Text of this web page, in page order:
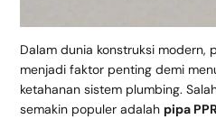
Dalam dunia konstruksi modern,
menjadi faktor penting demi
ketahanan sistem plumbing.
semakin populer adalah pipa PPR